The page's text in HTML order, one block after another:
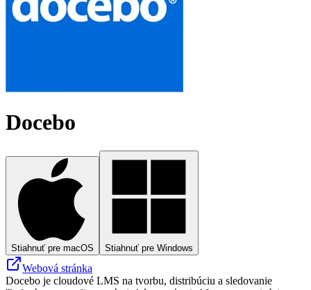
Docebo
Stiahnuť pre macOS Stiahnuť pre Windows
Webová stránka
Docebo je cloudové LMS na tvorbu, distribúciu a sledovanie